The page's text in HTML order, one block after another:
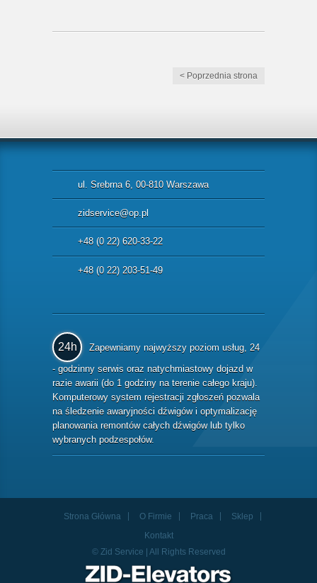
< Poprzednia strona
ul. Srebrna 6, 00-810 Warszawa
zidservice@op.pl
+48 (0 22) 620-33-22
+48 (0 22) 203-51-49
24h
Zapewniamy najwyższy poziom usług, 24
- godzinny serwis oraz natychmiastowy dojazd w
razie awarii (do 1 godziny na terenie całego kraju).
Komputerowy system rejestracji zgłoszeń pozwala
na śledzenie awaryjności dźwigów i optymalizację
planowania remontów całych dźwigów lub tylko
wybranych podzespołów.
Strona Główna O Firmie Praca
Sklep
Kontakt
© Zid Service | All Rights Reserved